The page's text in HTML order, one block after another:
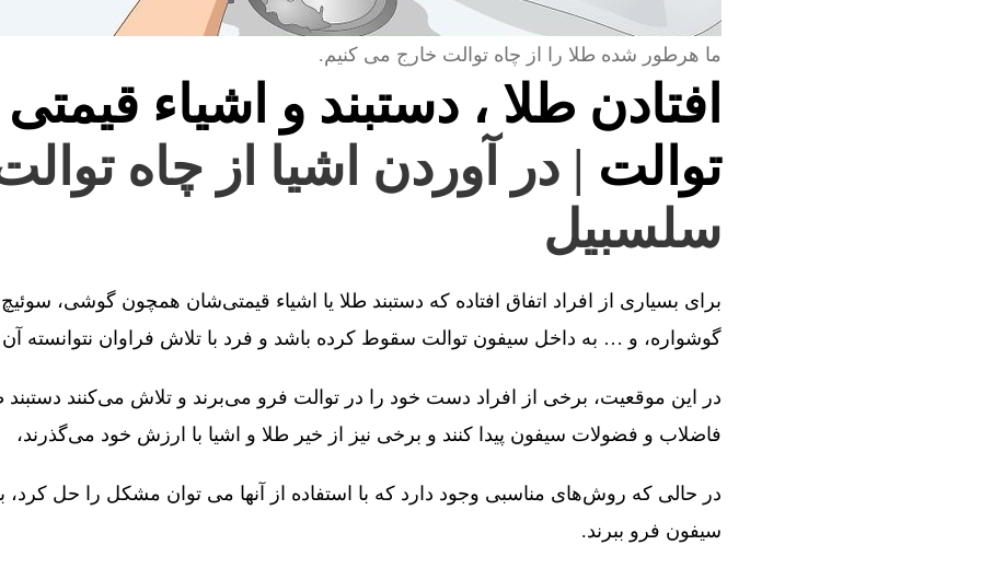
ما هرطور شده طلا را از چاه توالت خارج می کنیم.
افتادن طلا ، دستبند و اشیاء
توالت | در آوردن اشیا از چاه
سلسبیل
برای بسیاری از افراد اتفاق افتاده که دستبند طلا یا اشیاء قیمتی‌شان همچون گوشی،
گوشواره، و … به داخل سیفون توالت سقوط کرده باشد و فرد با تلاش فراوان نتوانسته آن
در این موقعیت، برخی از افراد دست خود را در توالت فرو می‌برند و تلاش می‌کنند دستبند
فاضلاب و فضولات سیفون پیدا کنند و برخی نیز از خیر طلا و اشیا با ارزش خود می‌گذرند،
در حالی که روش‌های مناسبی وجود دارد که با استفاده از آنها می توان مشکل را حل
سیفون فرو ببرند.